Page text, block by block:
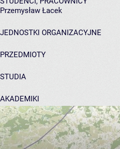
Przemysław Łacek
JEDNOSTKI ORGANIZACYJNE
PRZEDMIOTY
STUDIA
AKADEMIKI
POMOC